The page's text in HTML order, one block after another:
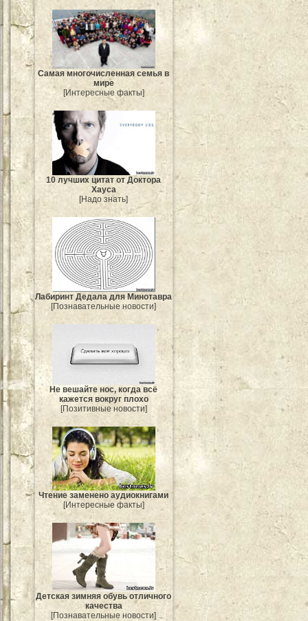
Самая многочисленная семья в
мире
[Интересные факты]
10 лучших цитат от Доктора
Хауса
[Надо знать]
Лабиринт Дедала для Минотавра
[Познавательные новости]
Не вешайте нос, когда всё
кажется вокруг плохо
[Позитивные новости]
Чтение заменено аудиокнигами
[Интересные факты]
Детская зимняя обувь отличного
качества
[Познавательные новости]